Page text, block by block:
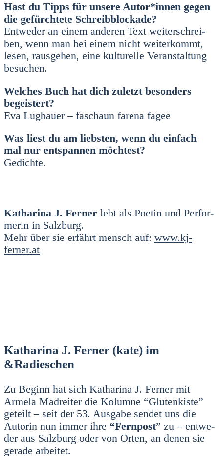
Hast du Tipps für unse­re Autor*innen gegen
die gefürch­te­te Schreib­blo­cka­de?
Ent­we­der an einem ande­ren Text wei­ter­schrei­
ben, wenn man bei einem nicht wei­ter­kommt,
lesen, raus­ge­hen, eine kul­tu­rel­le Ver­an­stal­tung
besu­chen.
Wel­ches Buch hat dich zuletzt beson­ders
begeis­tert?
Eva Lug­bau­er – faschaun fare­na fagee
Was liest du am liebs­ten, wenn du ein­fach
mal nur ent­span­nen möch­test?
Gedich­te.
Katha­ri­na J. Fer­ner lebt als Poe­tin und Per­for­
me­rin in Salz­burg.
Mehr über sie erfährt mensch auf: www.kj-
ferner.at
Katharina J. Ferner (kate) im
&Radieschen
Zu Beginn hat sich Katha­ri­na J. Fer­ner mit
Arme­la Madrei­ter die Kolum­ne “Glu­ten­kis­te”
geteilt – seit der 53. Aus­ga­be sen­det uns die
Autorin nun immer ihre “Fern­post” zu – ent­we­
der aus Salz­burg oder von Orten, an denen sie
gera­de arbei­tet.